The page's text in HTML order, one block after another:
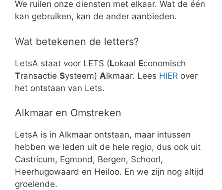
We ruilen onze diensten met elkaar. Wat de één
kan gebruiken, kan de ander aanbieden.
Wat betekenen de letters?
LetsA staat voor LETS (Lokaal Economisch
Transactie Systeem) Alkmaar. Lees HIER over
het ontstaan van Lets.
Alkmaar en Omstreken
LetsA is in Alkmaar ontstaan, maar intussen
hebben we leden uit de hele regio, dus ook uit
Castricum, Egmond, Bergen, Schoorl,
Heerhugowaard en Heiloo. En we zijn nog altijd
groeiende.